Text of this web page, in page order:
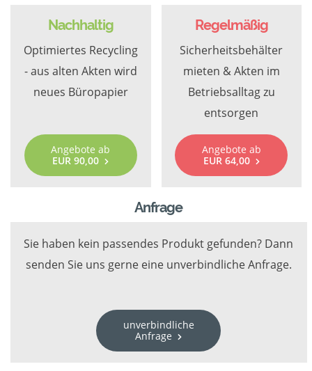
Nachhaltig
Optimiertes Recycling
- aus alten Akten wird
neues Büropapier
Angebote ab
EUR 90,00
Regelmäßig
Sicherheitsbehälter
mieten & Akten im
Betriebsalltag zu
entsorgen
Angebote ab
EUR 64,00
Anfrage
Sie haben kein passendes Produkt gefunden? Dann
senden Sie uns gerne eine unverbindliche Anfrage.
unverbindliche
Anfrage